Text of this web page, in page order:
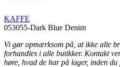
KAFFE
053055-Dark Blue Denim
Vi gør opmærksom på, at ikke alle
forhandles i alle butikker. Kontakt
høre, hvad de har på lager, inden